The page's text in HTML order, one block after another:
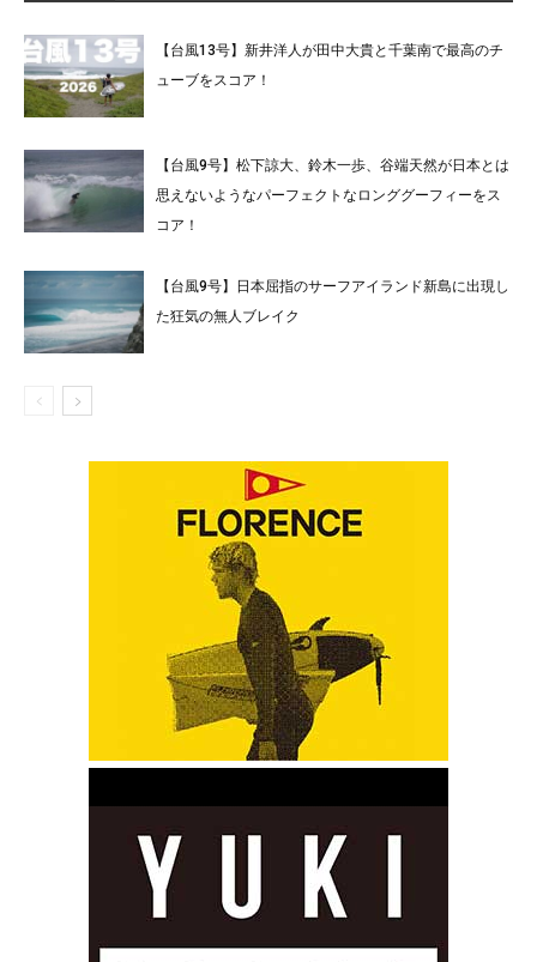
【台風13号】新井洋人が田中大貴と千葉南で最高のチ
ューブをスコア！
【台風9号】松下諒大、鈴木一歩、谷端天然が日本とは
思えないようなパーフェクトなロンググーフィーをス
コア！
【台風9号】日本屈指のサーフアイランド新島に出現し
た狂気の無人ブレイク